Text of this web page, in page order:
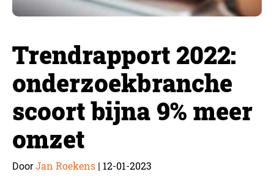
Trendrapport 2022:
onderzoekbranche
scoort bijna 9% meer
omzet
DoorJan Roekens | 12-01-2023